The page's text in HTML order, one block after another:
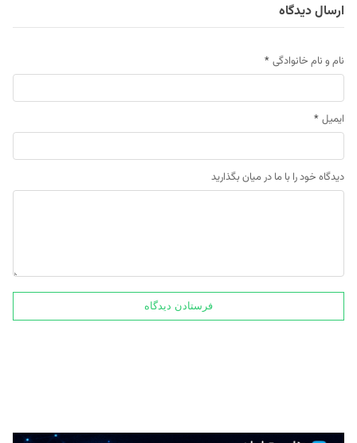
ارسال دیدگاه
نام و نام خانوادگی *
ایمیل *
دیدگاه خود را با ما در میان بگذارید